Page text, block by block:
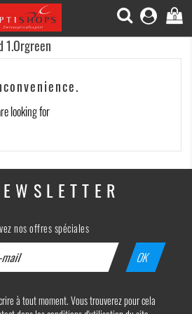
0
1.Orgreen
looking for
nos offres spéciales
à tout moment. Vous trouverez pour cela